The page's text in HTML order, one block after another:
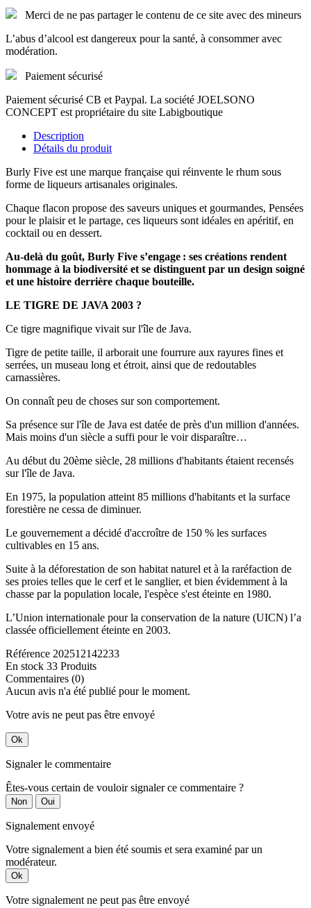
Merci de ne pas partager le contenu de ce site avec des mineurs
L’abus d’alcool est dangereux pour la santé, à consommer avec
modération.
Paiement sécurisé
Paiement sécurisé CB et Paypal. La société JOELSONO
CONCEPT est propriétaire du site Labigboutique
Description
Détails du produit
Burly Five est une marque française qui réinvente le rhum sous
forme de liqueurs artisanales originales.
Chaque flacon propose des saveurs uniques et gourmandes, Pensées
pour le plaisir et le partage, ces liqueurs sont idéales en apéritif, en
cocktail ou en dessert.
Au-delà du goût, Burly Five s’engage : ses créations rendent
hommage à la biodiversité et se distinguent par un design soigné
et une histoire derrière chaque bouteille.
LE TIGRE DE JAVA 2003 ?
Ce tigre magnifique vivait sur l'île de Java.
Tigre de petite taille, il arborait une fourrure aux rayures fines et
serrées, un museau long et étroit, ainsi que de redoutables
carnassières.
On connaît peu de choses sur son comportement.
Sa présence sur l'île de Java est datée de près d'un million d'années.
Mais moins d'un siècle a suffi pour le voir disparaître…
Au début du 20ème siècle, 28 millions d'habitants étaient recensés
sur l'île de Java.
En 1975, la population atteint 85 millions d'habitants et la surface
forestière ne cessa de diminuer.
Le gouvernement a décidé d'accroître de 150 % les surfaces
cultivables en 15 ans.
Suite à la déforestation de son habitat naturel et à la raréfaction de
ses proies telles que le cerf et le sanglier, et bien évidemment à la
chasse par la population locale, l'espèce s'est éteinte en 1980.
L’Union internationale pour la conservation de la nature (UICN) l’a
classée officiellement éteinte en 2003.
Référence 202512142233
En stock 33 Produits
Commentaires (0)
Aucun avis n'a été publié pour le moment.
Votre avis ne peut pas être envoyé
Ok
Signaler le commentaire
Êtes-vous certain de vouloir signaler ce commentaire ?
Non Oui
Signalement envoyé
Votre signalement a bien été soumis et sera examiné par un
modérateur.
Ok
Votre signalement ne peut pas être envoyé